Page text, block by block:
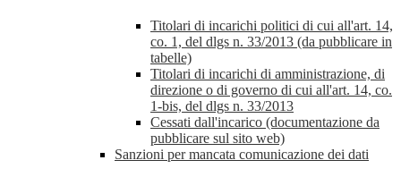
Titolari di incarichi politici di cui all'art. 14,
co. 1, del dlgs n. 33/2013 (da pubblicare in
tabelle)
Titolari di incarichi di amministrazione, di
direzione o di governo di cui all'art. 14, co.
1-bis, del dlgs n. 33/2013
Cessati dall'incarico (documentazione da
pubblicare sul sito web)
Sanzioni per mancata comunicazione dei dati